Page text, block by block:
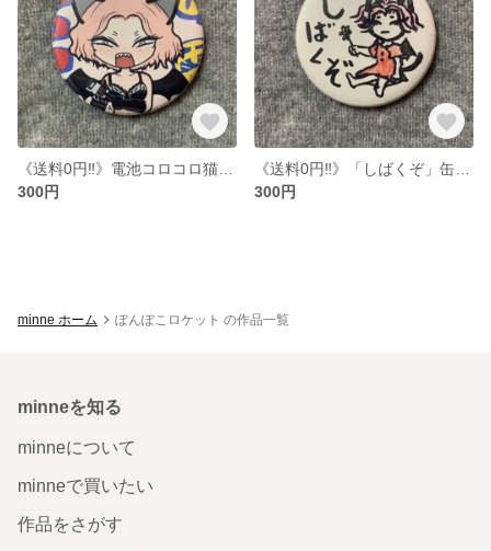
300円
300円
minne ホーム ぽんぽこロケット の作品一覧
minneを知る
minneについて
minneで買いたい
作品をさがす